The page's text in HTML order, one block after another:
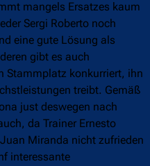
mangels Ersatzes kaum
Sergi Roberto noch
eine gute Lösung als
gibt es auch
Stammplatz konkurriert, ihn
treibt. Gemäß
just deswegen nach
da Trainer Ernesto
Miranda nicht zufrieden
interessante